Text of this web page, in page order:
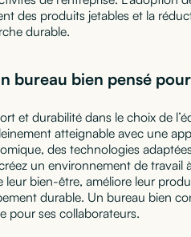
des produits jetables et la
durable.
bureau bien pensé
et durabilité dans le choix de
atteignable avec une
des technologies
un environnement de
leur bien-être, améliore leur
durable. Un bureau bien
pour ses collaborateurs.